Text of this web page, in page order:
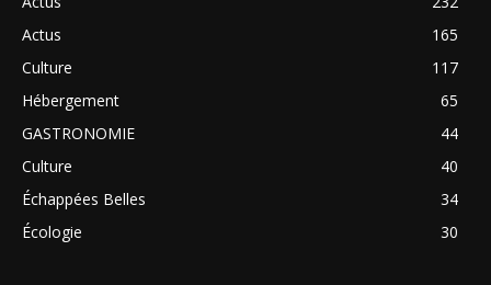
Actus
165
Culture
117
Hébergement
65
GASTRONOMIE
44
Culture
40
Échappées Belles
34
Écologie
30